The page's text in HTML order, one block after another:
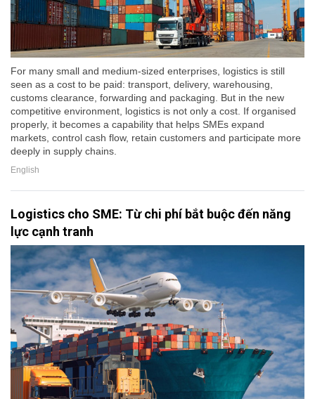
For many small and medium-sized enterprises, logistics is still
seen as a cost to be paid: transport, delivery, warehousing,
customs clearance, forwarding and packaging. But in the new
competitive environment, logistics is not only a cost. If organised
properly, it becomes a capability that helps SMEs expand
markets, control cash flow, retain customers and participate more
deeply in supply chains.
English
Logistics cho SME: Từ chi phí bắt buộc đến năng
lực cạnh tranh